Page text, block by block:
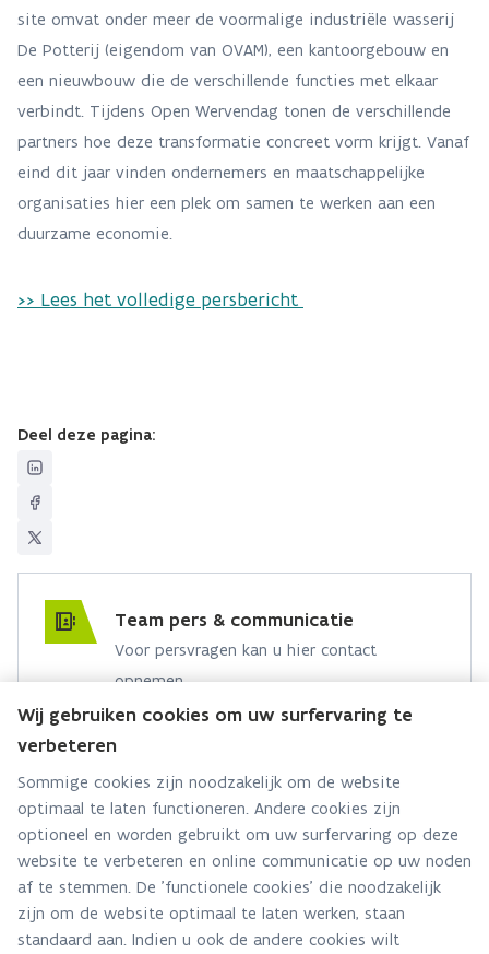
site omvat onder meer de voormalige industriële wasserij
De Potterij (eigendom van OVAM), een kantoorgebouw en
een nieuwbouw die de verschillende functies met elkaar
verbindt. Tijdens Open Wervendag tonen de verschillende
partners hoe deze transformatie concreet vorm krijgt. Vanaf
eind dit jaar vinden ondernemers en maatschappelijke
organisaties hier een plek om samen te werken aan een
duurzame economie.
>> Lees het volledige persbericht
Deel deze pagina:
Team pers & communicatie
Voor persvragen kan u hier contact
opnemen.
Hebt u een persvraag? Stel ze hier:
Via contact formulier
Alle contactgegevens
Adres
Stationsstraat 110
2800 Mechelen
Wij gebruiken cookies om uw surfervaring te
verbeteren
Sommige cookies zijn noodzakelijk om de website
optimaal te laten functioneren. Andere cookies zijn
optioneel en worden gebruikt om uw surfervaring op deze
website te verbeteren en online communicatie op uw noden
af te stemmen. De 'functionele cookies' die noodzakelijk
zijn om de website optimaal te laten werken, staan
standaard aan. Indien u ook de andere cookies wilt